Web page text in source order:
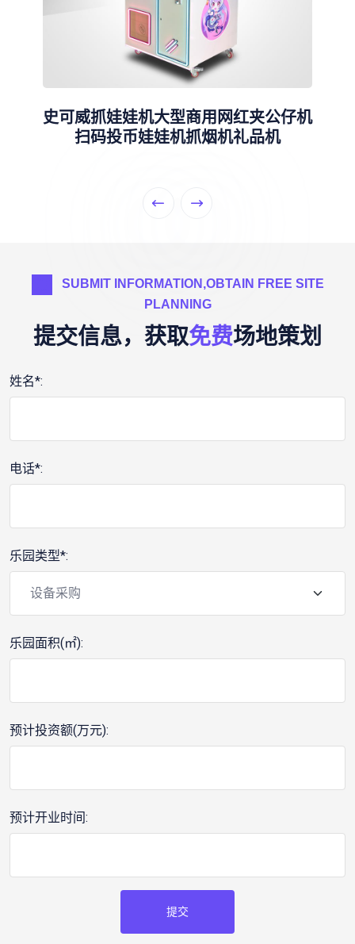
史可威抓娃娃机大型商用网红夹公仔机
扫码投币娃娃机抓烟机礼品机
SUBMIT INFORMATION,OBTAIN FREE SITE
PLANNING
提交信息，获取免费场地策划
姓名*:
电话*:
乐园类型*:
乐园面积(㎡):
预计投资额(万元):
预计开业时间:
提交